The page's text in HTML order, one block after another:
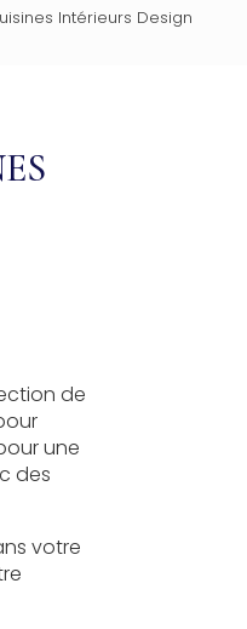
Intérieurs Design
de
une
des
votre